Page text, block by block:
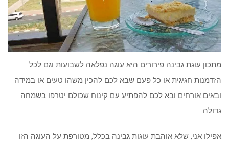
מתכון עוגת גבינה פירורים היא עוגה נפלאה לשבועות וגם לכל
הזדמנות חגיגית או כל פעם שבא לכם להכין משהו טעים או במידה
ובאים אורחים ובא לכם להפתיע עם קינוח שכולם יטרפו בשמחה
גדולה.
אפילו אני, שלא אוהבת עוגות גבינה בכלל, מטורפת על העוגה הזו